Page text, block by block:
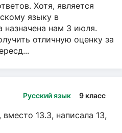
Хотя, является
языку в
назначена нам 3 июля.
отличную оценку за
Русский язык 9 класс
13.3, написала 13,